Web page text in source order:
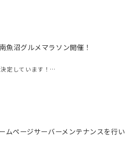
魚沼グルメマラソン開催！
定しています！…
ページサーバーメンテナンスを行い